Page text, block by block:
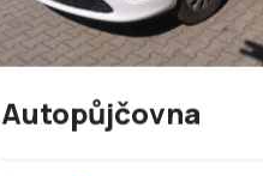
Autopůjčovna